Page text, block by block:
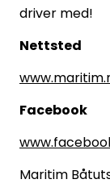
driver med!
Nettsted
Facebook
Maritim